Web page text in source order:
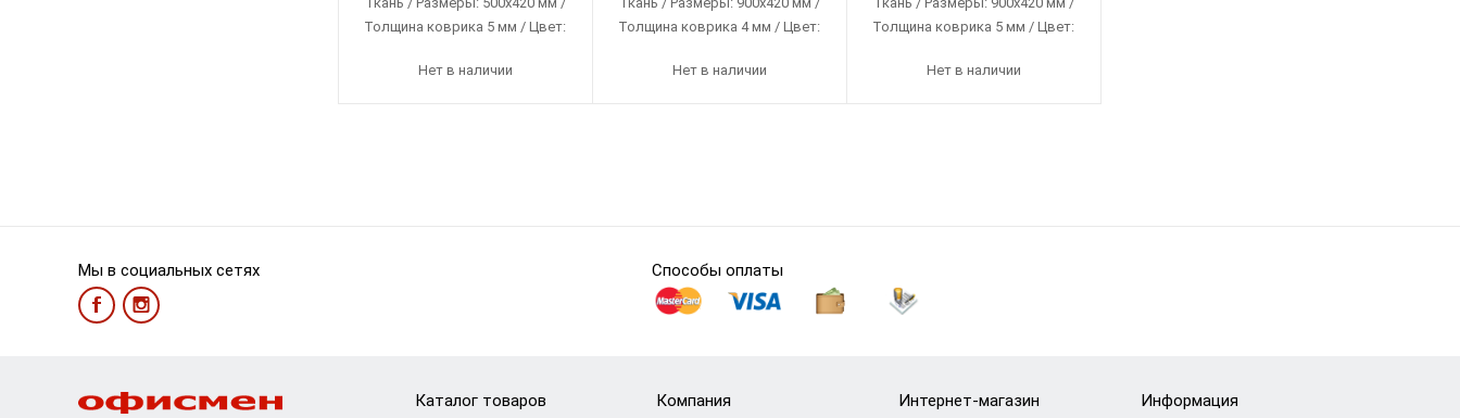
Толщина коврика 5 мм / Цвет:
Нет в наличии
Толщина коврика 4 мм / Цвет:
Нет в наличии
Толщина коврика 5 мм / Цвет:
Нет в наличии
Мы в социальных сетях Способы оплаты
Каталог товаров Компания Интернет-магазин Информация